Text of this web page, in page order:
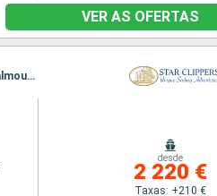
VER AS OFERTAS
Itinerário : Philippsburg, Charlestown, Cabrits, Terre de Haut - Ilha dos Santos, Deshaies, Falmouth, Gustavia, Philippsburg
desde
2 220 €
Taxas: +210 €